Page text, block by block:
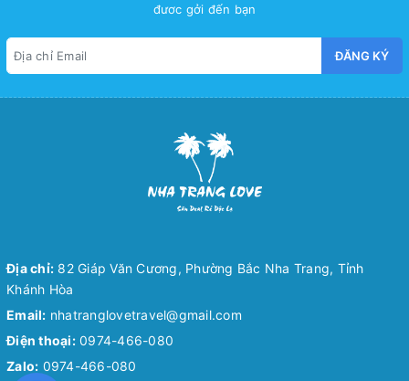
đươc gởi đến bạn
ĐĂNG KÝ
Địa chỉ: 82 Giáp Văn Cương, Phường Bắc Nha Trang, Tỉnh
Khánh Hòa
Email: nhatranglovetravel@gmail.com
Điện thoại: 0974-466-080
Zalo: 0974-466-080